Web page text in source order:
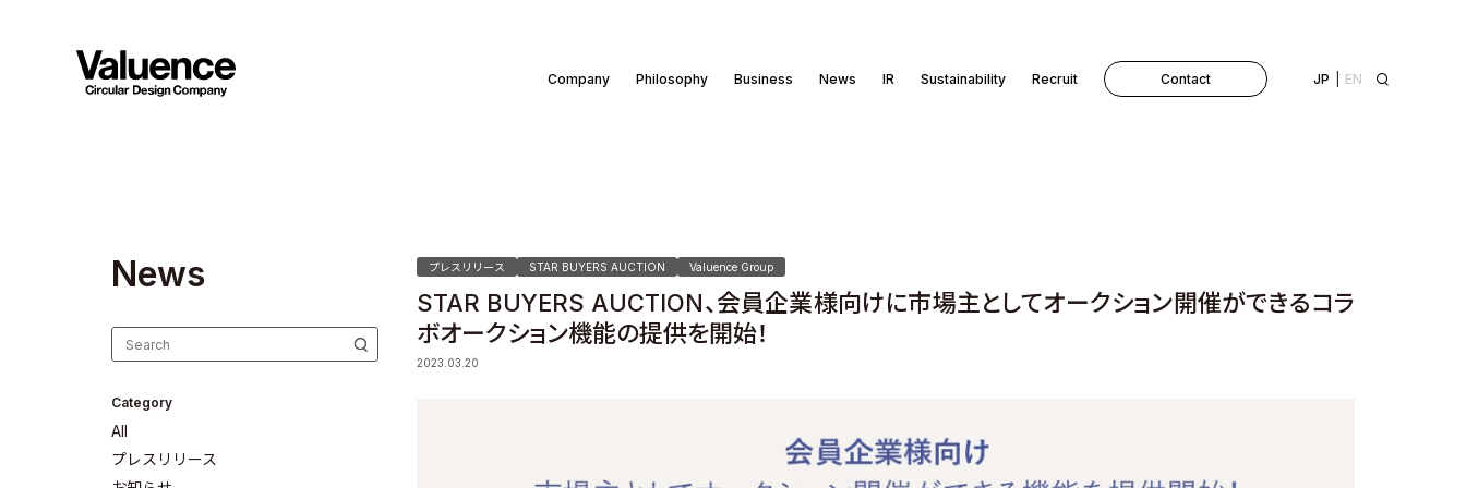
Company Philosophy Business News IR Sustainability Recruit Contact EN
JP
News
Category
All
プレスリリース
プレスリリース STAR BUYERS AUCTION Valuence Group
STAR BUYERS AUCTION、会員企業様向けに市場主としてオークション開催ができるコラ
ボオークション機能の提供を開始！
2023.03.20